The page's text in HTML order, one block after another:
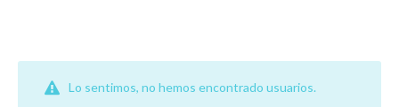
Lo sentimos, no hemos encontrado usuarios.